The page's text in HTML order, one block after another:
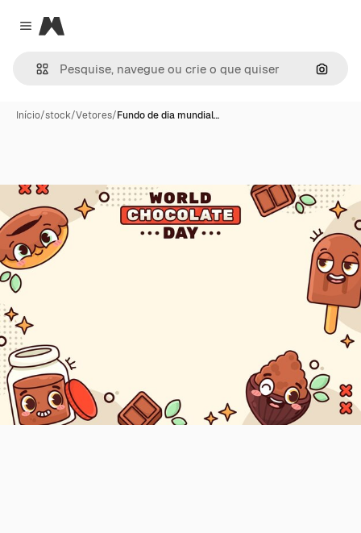
Close menu
Magnific
Início/stock/Vetores/Fundo de dia mundial…